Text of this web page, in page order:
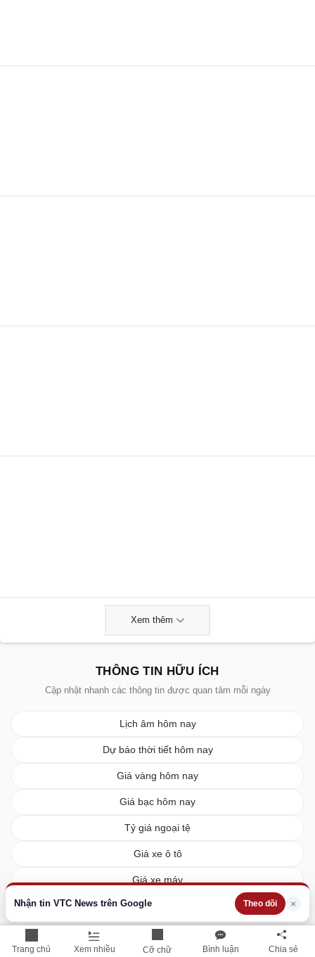
Trang chủ Xem nhiều Cỡ chữ Bình luận Chia sẻ
Nhận tin VTC News trên Google Theo dõi ×
Xem thêm
THÔNG TIN HỮU ÍCH
Cập nhật nhanh các thông tin được quan tâm mỗi ngày
Lịch âm hôm nay
Dự báo thời tiết hôm nay
Giá vàng hôm nay
Giá bạc hôm nay
Tỷ giá ngoại tệ
Giá xe ô tô
Giá xe máy
Giá xăng dầu hôm nay
Giá tiêu hôm nay